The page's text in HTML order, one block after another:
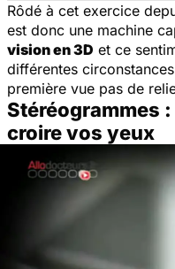
Rôdé à cet exercice
est donc une machine
vision en 3D et ce
différentes
première vue pas de
Stéréogrammes
croire vos yeux